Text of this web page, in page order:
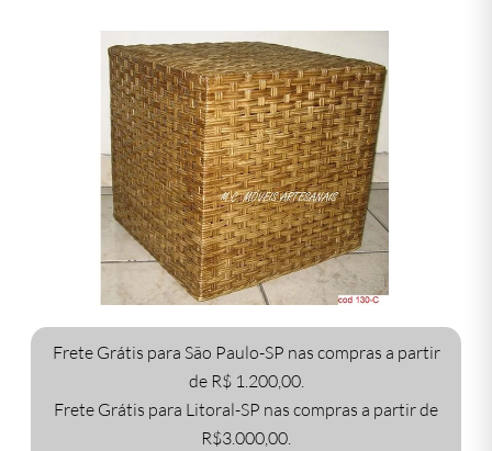
Frete Grátis para São Paulo-SP nas compras a partir
de R$ 1.200,00.
Frete Grátis para Litoral-SP nas compras a partir de
R$3.000,00.